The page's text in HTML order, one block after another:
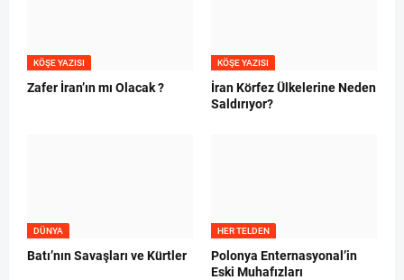
KÖŞE YAZISI
Zafer İran’ın mı Olacak ?
KÖŞE YAZISI
İran Körfez Ülkelerine Neden
Saldırıyor?
DÜNYA
Batı’nın Savaşları ve Kürtler
HER TELDEN
Polonya Enternasyonal’in
Eski Muhafızları